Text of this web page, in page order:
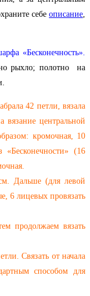
себе описание,
«Бесконечность».
рыхло; полотно на
42 петли, вязала
центральной
кромочная, 10
(16
Дальше (для левой
6 лицевых провязать
продолжаем вязать
Связать от начала
способом для